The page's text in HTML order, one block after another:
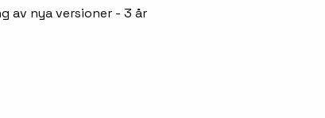
av nya versioner - 3 år